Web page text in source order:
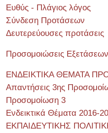
Ευθύς - Πλάγιος λόγος
Σύνδεση Προτάσεων
Δευτερεύουσες προτάσεις
Προσομοιώσεις Εξετάσεων
ΕΝΔΕΙΚΤΙΚΑ ΘΕΜΑΤΑ
Απαντήσεις 3ης
Προσομοίωση 3
Ενδεικτικά Θέματα 2016-
ΕΚΠΑΙΔΕΥΤΙΚΗΣ